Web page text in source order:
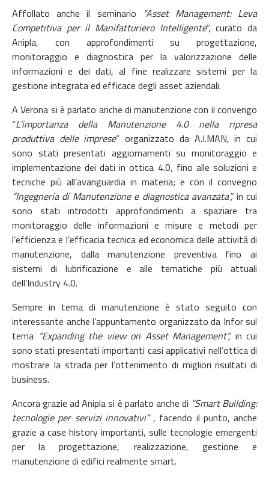
Affollato anche il seminario
“Asset Management: Leva
Competitiva per il Manifatturiero Intelligente”, curato da
Anipla, con approfondimenti su progettazione,
monitoraggio e diagnostica per la valorizzazione delle
informazioni e dei dati, al fine realizzare sistemi per la
gestione integrata ed efficace degli asset aziendali.
A Verona si è parlato anche di manutenzione con il convengo
“L’importanza della Manutenzione 4.0 nella ripresa
produttiva delle imprese” organizzato da A.I.MAN, in cui
sono stati presentati aggiornamenti su monitoraggio e
implementazione dei dati in ottica 4.0, fino alle soluzioni e
tecniche più all’avanguardia in materia; e con il convegno
“Ingegneria di Manutenzione e diagnostica avanzata”,in cui
sono stati introdotti approfondimenti a spaziare tra
monitoraggio delle informazioni e misure e metodi per
l’efficienza e l’efficacia tecnica ed economica delle attività di
manutenzione, dalla manutenzione preventiva fino ai
sistemi di lubrificazione e alle tematiche più attuali
dell’Industry 4.0.
Sempre in tema di manutenzione è stato seguito con
interessante anche l’appuntamento organizzato da Infor sul
tema “Expanding the view on Asset Management”,in cui
sono stati presentati importanti casi applicativi nell’ottica di
mostrare la strada per l’ottenimento di migliori risultati di
business.
Ancora grazie ad Anipla si è parlato anche di “Smart Building:
tecnologie per servizi innovativi”, facendo il punto, anche
grazie a case history importanti, sulle tecnologie emergenti
per la progettazione, realizzazione, gestione e
manutenzione di edifici realmente smart.